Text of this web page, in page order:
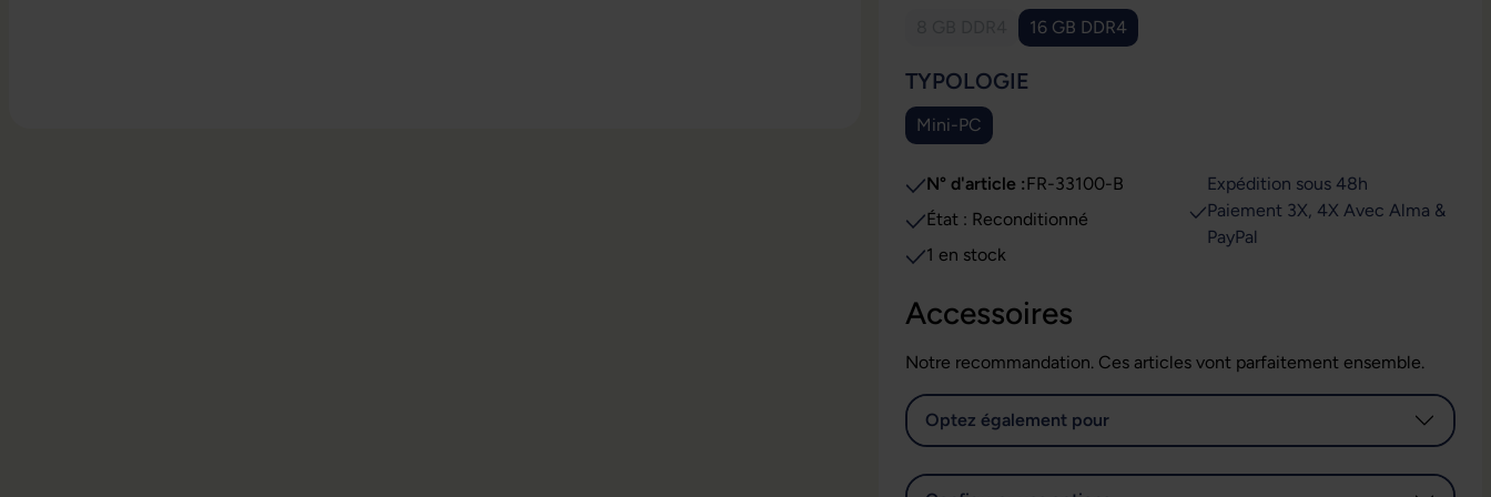
(Cette option n'est pas disponible pour le moment.)
16 GB DDR4
SÉLECTIONNEZ
TYPOLOGIE
Mini-PC
N° d'article :FR-33100-B
État : Reconditionné
1 en stock
Expédition sous 48h
Paiement 3X, 4X Avec Alma &
PayPal
Accessoires
Notre recommandation. Ces articles vont parfaitement ensemble.
Optez également pour